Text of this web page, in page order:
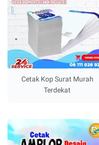
Cetak Kop Surat Murah
Terdekat